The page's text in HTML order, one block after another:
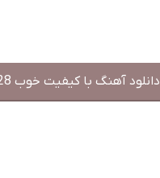
دانلود آهنگ با کیفیت خوب 128